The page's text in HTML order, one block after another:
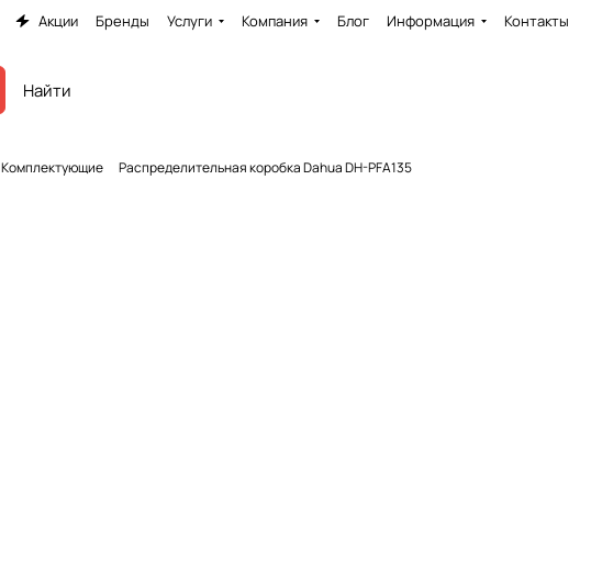
Акции Бренды Услуги Компания Блог Информация Контакты
Комплектующие Распределительная коробка Dahua DH-PFA135